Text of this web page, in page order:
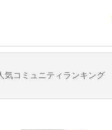
気コミュニティランキング